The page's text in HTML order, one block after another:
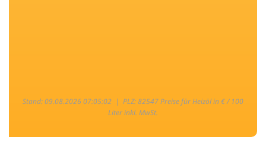
Stand: 09.08.2026 07:05:02 | PLZ: 82547 Preise für Heizöl in € / 100
Liter inkl. MwSt.